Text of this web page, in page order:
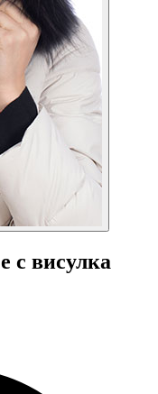
с висулка